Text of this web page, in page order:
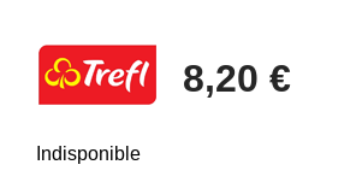
8,20 €
Indisponible